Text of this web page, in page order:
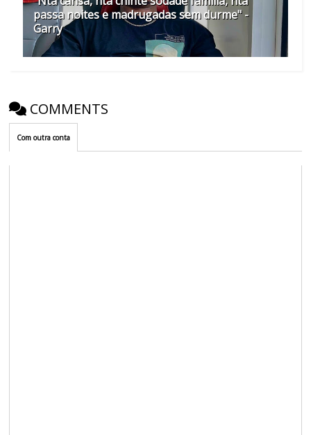
passa noites e madrugadas sem durme" -
Garry
COMMENTS
Com outra conta